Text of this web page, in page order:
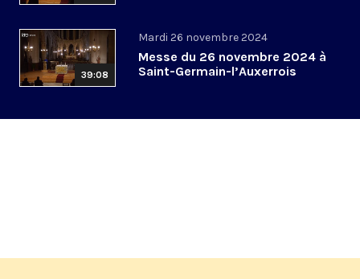
39:08
Mardi 26 novembre 2024
Messe du 26 novembre 2024 à
Saint-Germain-l’Auxerrois